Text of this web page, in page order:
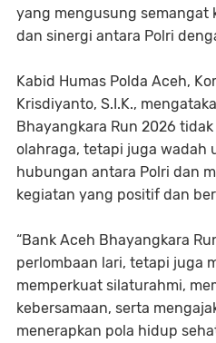
yang mengusung semangat
dan sinergi antara Polri
Kabid Humas Polda Aceh,
Krisdiyanto, S.I.K.,
Bhayangkara Run 2026
olahraga, tetapi juga wadah
hubungan antara Polri dan
kegiatan yang positif dan
“Bank Aceh Bhayangkara
perlombaan lari, tetapi juga
memperkuat silaturahmi,
kebersamaan, serta
menerapkan pola hidup